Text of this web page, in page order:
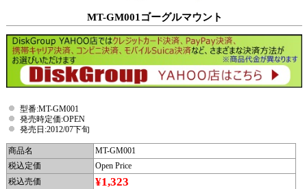
MT-GM001ゴーグルマウント
型番:MT-GM001
発売時定価:OPEN
発売日:2012/07下旬
商品名
MT-GM001
税込定価
Open Price
税込売価
¥1,323